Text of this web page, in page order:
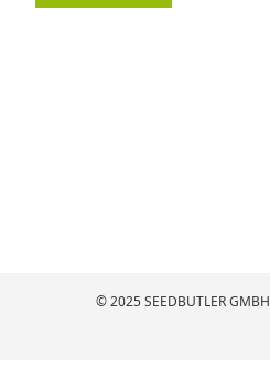
© 2025 SEEDBUTLER GMBH